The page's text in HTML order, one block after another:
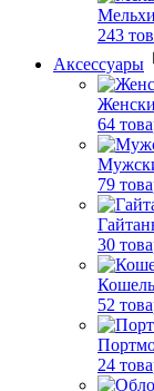
243
Аксессуары
64
79
30
52
24